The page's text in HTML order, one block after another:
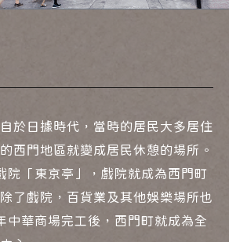
於日據時代，當時的居民大多居住
西門地區就變成居民休憩的場所。
院「東京亭」，戲院就成為西門町
了戲院，百貨業及其他娛樂場所也
華商場完工後，西門町就成為全